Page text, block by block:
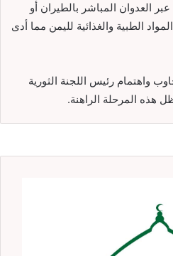
العدوان المباشر بالطيران أو
الطبية والغذائية لليمن مما أدى
واهتمام رئيس اللجنة الثورية
هذه المرحلة الراهنة.